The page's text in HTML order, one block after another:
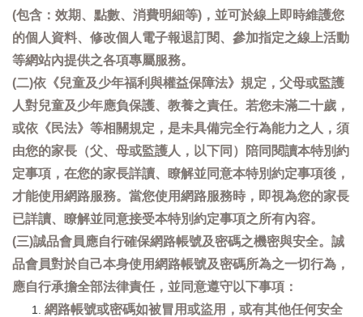
(包含：效期、點數、消費明細等)，並可於線上即時維護您
的個人資料、修改個人電子報退訂閱、參加指定之線上活動
等網站內提供之各項專屬服務。
(二)依《兒童及少年福利與權益保障法》規定，父母或監護
人對兒童及少年應負保護、教養之責任。若您未滿二十歲，
或依《民法》等相關規定，是未具備完全行為能力之人，須
由您的家長（父、母或監護人，以下同）陪同閱讀本特別約
定事項，在您的家長詳讀、瞭解並同意本特別約定事項後，
才能使用網路服務。當您使用網路服務時，即視為您的家長
已詳讀、瞭解並同意接受本特別約定事項之所有內容。
(三)誠品會員應自行確保網路帳號及密碼之機密與安全。誠
品會員對於自己本身使用網路帳號及密碼所為之一切行為，
應自行承擔全部法律責任，並同意遵守以下事項：
網路帳號或密碼如被冒用或盜用，或有其他任何安全